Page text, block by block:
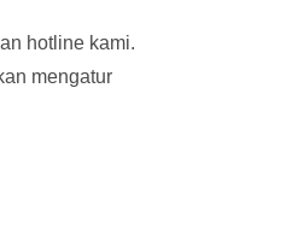
hotline kami.
mengatur